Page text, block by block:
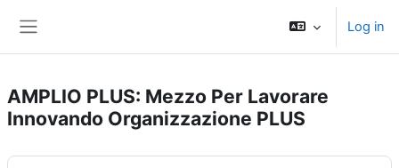
Log in
AMPLIO PLUS: Mezzo Per Lavorare
Innovando Organizzazione PLUS